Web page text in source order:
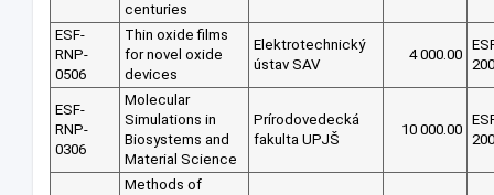
centuries
ESF-
RNP-
0506
Thin oxide films
for novel oxide
devices
Elektrotechnický
ústav SAV
4 000.00
ESF-
RNP-
0306
Molecular
Simulations in
Biosystems and
Material Science
Prírodovedecká
fakulta UPJŠ
10 000.00
Methods of